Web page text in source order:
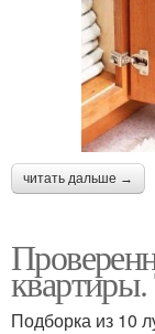
читать дальше →
Подборка из 10